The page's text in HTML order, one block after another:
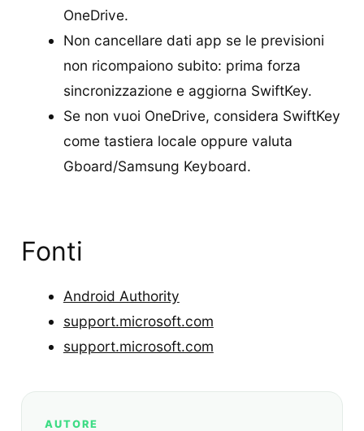
OneDrive.
Non cancellare dati app se le previsioni
non ricompaiono subito: prima forza
sincronizzazione e aggiorna SwiftKey.
Se non vuoi OneDrive, considera SwiftKey
come tastiera locale oppure valuta
Gboard/Samsung Keyboard.
Fonti
Android Authority
support.microsoft.com
support.microsoft.com
AUTORE